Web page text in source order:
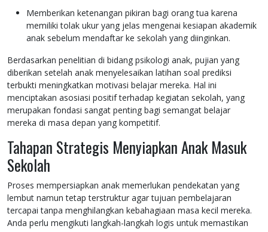
Memberikan ketenangan pikiran bagi orang tua karena
memiliki tolak ukur yang jelas mengenai kesiapan akademik
anak sebelum mendaftar ke sekolah yang diinginkan.
Berdasarkan penelitian di bidang psikologi anak, pujian yang
diberikan setelah anak menyelesaikan latihan soal prediksi
terbukti meningkatkan motivasi belajar mereka. Hal ini
menciptakan asosiasi positif terhadap kegiatan sekolah, yang
merupakan fondasi sangat penting bagi semangat belajar
mereka di masa depan yang kompetitif.
Tahapan Strategis Menyiapkan Anak Masuk
Sekolah
Proses mempersiapkan anak memerlukan pendekatan yang
lembut namun tetap terstruktur agar tujuan pembelajaran
tercapai tanpa menghilangkan kebahagiaan masa kecil mereka.
Anda perlu mengikuti langkah-langkah logis untuk memastikan